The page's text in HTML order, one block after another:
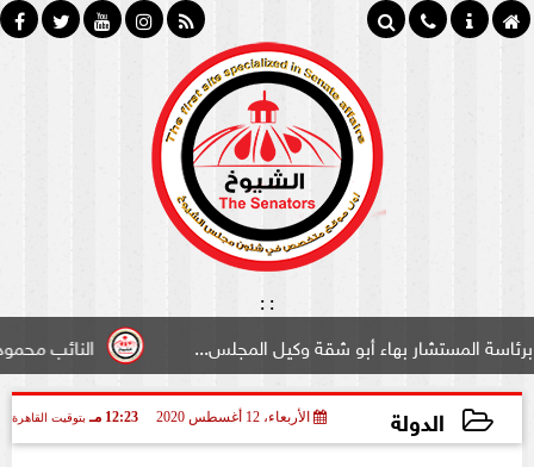
:
:
النائب محمود سامي
بهاء أبو شقة وكيل المجلس...
الدولة الأربعاء، 12 أغسطس 2020 12:23 مـ بتوقيت القاهرة